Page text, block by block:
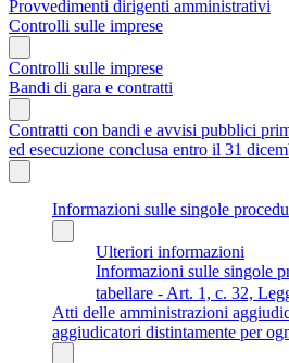
Provvedimenti dirigenti amministrativi
Controlli sulle imprese
Controlli sulle imprese
Bandi di gara e contratti
Contratti con bandi e avvisi pubblici
ed esecuzione conclusa entro il 31
Informazioni sulle singole
Ulteriori informazioni
Informazioni sulle singole
tabellare - Art. 1, c. 32,
Atti delle amministrazioni
aggiudicatori distintamente per